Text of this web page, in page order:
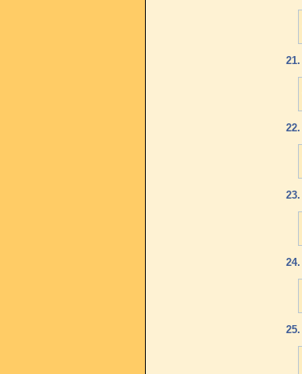
21.
22.
23.
24.
25.